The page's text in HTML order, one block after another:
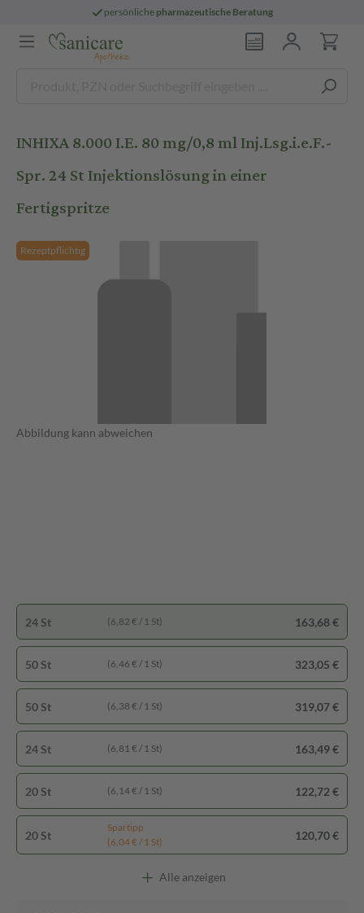
persönliche pharmazeutische Beratung
INHIXA 8.000 I.E. 80 mg/0,8 ml Inj.Lsg.i.e.F.-
Spr. 24 St Injektionslösung in einer
Fertigspritze
Rezeptpflichtig
Abbildung kann abweichen
50 St (6,46 € / 1 St) 323,05 €
50 St (6,38 € / 1 St) 319,07 €
24 St (6,82 € / 1 St) 163,68 €
24 St (6,81 € / 1 St) 163,49 €
20 St (6,14 € / 1 St) 122,72 €
20 St
Spartipp
(6,04 € / 1 St)
120,70 €
Alle anzeigen